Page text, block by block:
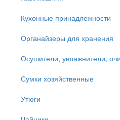
Кухонные принадлежности
Органайзеры для хранения
Осушители, увлажнители,
Сумки хозяйственные
Утюги